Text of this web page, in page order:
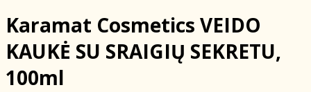
Karamat Cosmetics VEIDO
KAUKĖ SU SRAIGIŲ SEKRETU,
100ml